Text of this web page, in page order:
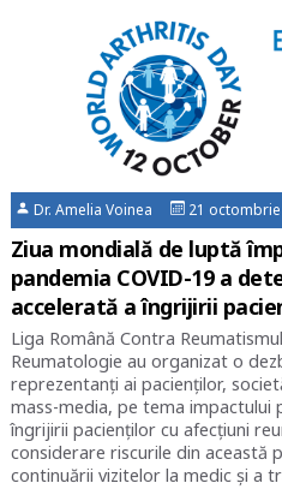
Dr. Amelia Voinea 21
Ziua mondială de luptă
pandemia COVID-19 a
accelerată a îngrijirii
Liga Română Contra
Reumatologie au organizat o
reprezentanți ai pacienților,
mass-media, pe tema impactului
îngrijirii pacienților cu afecțiuni
considerare riscurile din această
continuării vizitelor la medic și a